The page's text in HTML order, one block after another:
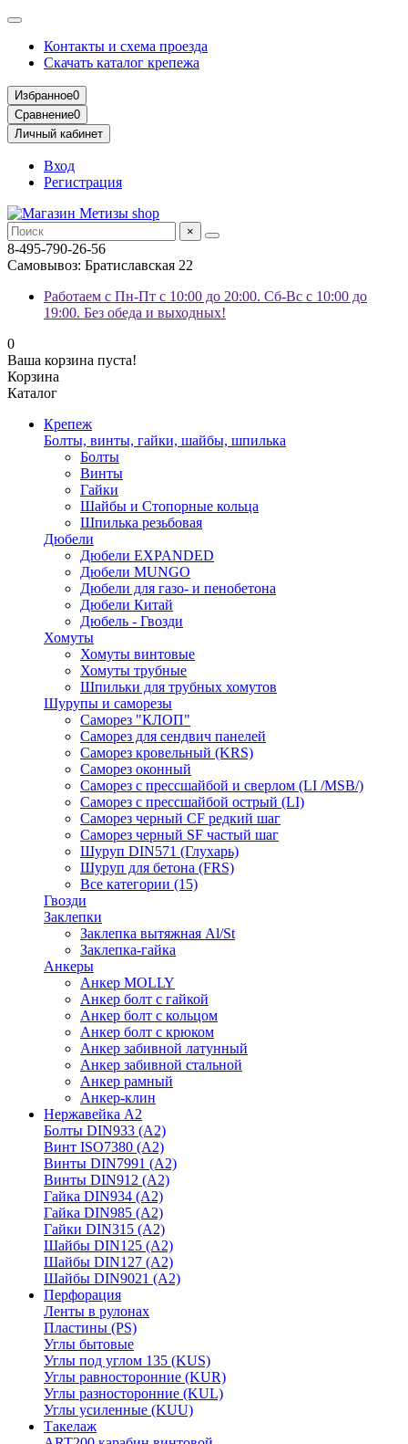
Контакты и схема проезда
Скачать каталог крепежа
Избранное0
Сравнение0
Личный кабинет
Вход
Регистрация
×
8-495-790-26-56
Самовывоз: Братиславская 22
Работаем с Пн-Пт с 10:00 до 20:00. Сб-Вс с 10:00 до
19:00. Без обеда и выходных!
0
Ваша корзина пуста!
Корзина
Каталог
Крепеж
Болты, винты, гайки, шайбы, шпилька
Болты
Винты
Гайки
Шайбы и Стопорные кольца
Шпилька резьбовая
Дюбели
Дюбели EXPANDED
Дюбели MUNGO
Дюбели для газо- и пенобетона
Дюбели Китай
Дюбель - Гвозди
Хомуты
Хомуты винтовые
Хомуты трубные
Шпильки для трубных хомутов
Шурупы и саморезы
Саморез "КЛОП"
Саморез для сендвич панелей
Саморез кровельный (KRS)
Саморез оконный
Саморез с прессшайбой и сверлом (LI /MSB/)
Саморез с прессшайбой острый (LI)
Саморез черный CF редкий шаг
Саморез черный SF частый шаг
Шуруп DIN571 (Глухарь)
Шуруп для бетона (FRS)
Все категории (15)
Гвозди
Заклепки
Заклепка вытяжная Al/St
Заклепка-гайка
Анкеры
Анкер MOLLY
Анкер болт с гайкой
Анкер болт с кольцом
Анкер болт с крюком
Анкер забивной латунный
Анкер забивной стальной
Анкер рамный
Анкер-клин
Нержавейка А2
Болты DIN933 (A2)
Винт ISO7380 (A2)
Винты DIN7991 (A2)
Винты DIN912 (A2)
Гайка DIN934 (A2)
Гайка DIN985 (A2)
Гайки DIN315 (A2)
Шайбы DIN125 (A2)
Шайбы DIN127 (A2)
Шайбы DIN9021 (A2)
Перфорация
Ленты в рулонах
Пластины (PS)
Углы бытовые
Углы под углом 135 (KUS)
Углы равносторонние (KUR)
Углы разносторонние (KUL)
Углы усиленные (KUU)
Такелаж